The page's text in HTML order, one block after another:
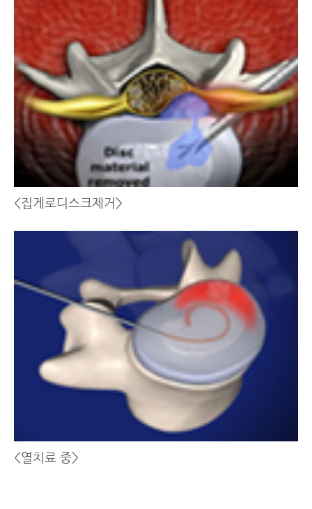
<집게로디스크제거>
<열치료 중>